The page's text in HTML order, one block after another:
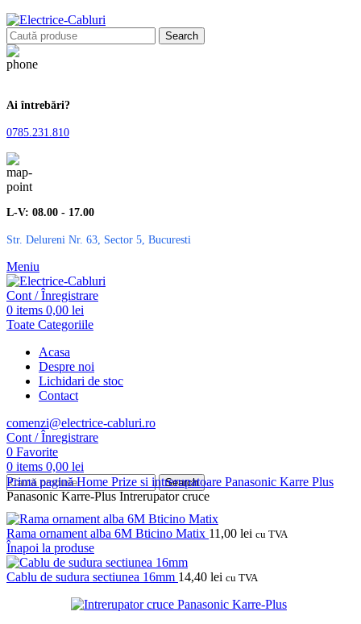
Search
Ai întrebări?
0785.231.810
L-V: 08.00 - 17.00
Str. Delureni Nr. 63, Sector 5, Bucuresti
Meniu
Cont / Înregistrare
0 items 0,00 lei
Toate Categoriile
Acasa
Despre noi
Lichidari de stoc
Contact
comenzi@electrice-cabluri.ro
Cont / Înregistrare
0 Favorite
0 items 0,00 lei
Search
Prima paginăHome Prize si intrerupatoare Panasonic Karre Plus
Panasonic Karre-Plus Intrerupator cruce
Rama ornament alba 6M Bticino Matix 11,00 lei cu TVA
Înapoi la produse
Cablu de sudura sectiunea 16mm 14,40 lei cu TVA